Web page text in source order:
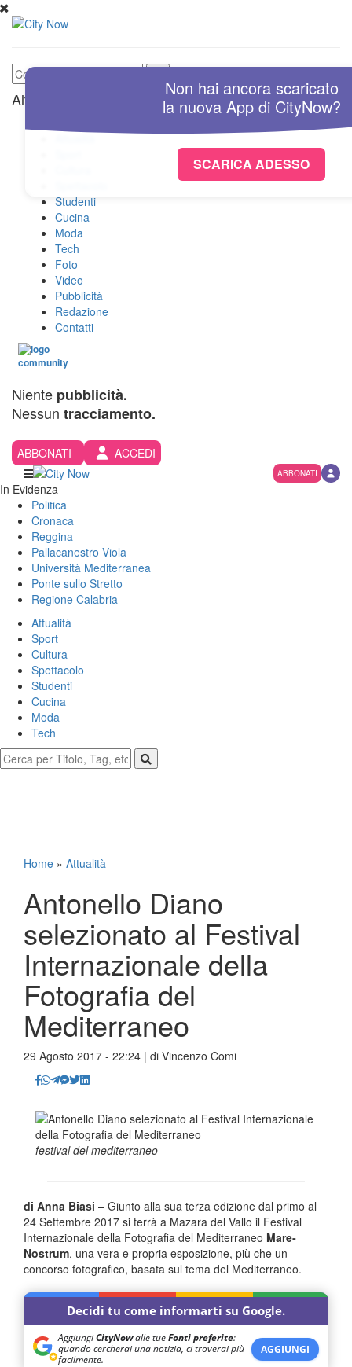
Altre Sezioni
Studenti
Cucina
Moda
Tech
Foto
Video
Pubblicità
Redazione
Contatti
Niente pubblicità.
Nessun tracciamento.
ABBONATI ACCEDI
ABBONATI
In Evidenza
Politica
Cronaca
Reggina
Pallacanestro Viola
Università Mediterranea
Ponte sullo Stretto
Regione Calabria
Attualità
Sport
Cultura
Spettacolo
Studenti
Cucina
Moda
Tech
Home » Attualità
Antonello Diano
selezionato al Festival
Internazionale della
Fotografia del
Mediterraneo
29 Agosto 2017 - 22:24 | di Vincenzo Comi
festival del mediterraneo
di Anna Biasi – Giunto alla sua terza edizione dal primo al
24 Settembre 2017 si terrà a Mazara del Vallo il Fes­tival
Internazionale della Fotografia del Mediterraneo Mare­
Nostrum, una vera e propria esposizione, più che un
concorso fotografico, basata sul tema del Mediterraneo.
Decidi tu come informarti su Google.
AggiungiCityNowalle tueFonti preferite:
quando cercherai una notizia, ci troverai più
facilmente.
AGGIUNGI
Non hai ancora scaricato
la nuova Appdi CityNow?
SCARICA ADESSO